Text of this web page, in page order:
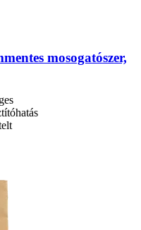
mosogatószer,